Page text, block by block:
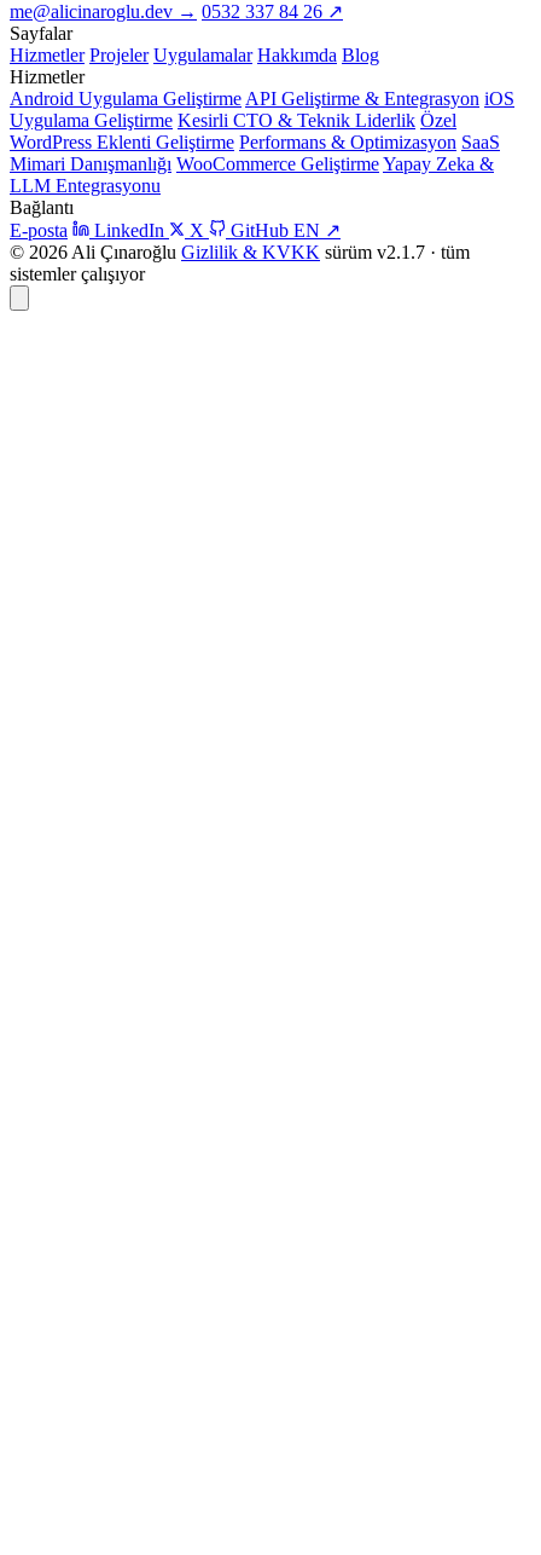
me@alicinaroglu.dev → 0532 337 84 26 ↗
Sayfalar
Hizmetler Projeler Uygulamalar Hakkımda Blog
Hizmetler
Android Uygulama Geliştirme API Geliştirme & Entegrasyon iOS
Uygulama Geliştirme Kesirli CTO & Teknik Liderlik Özel
WordPress Eklenti Geliştirme Performans & Optimizasyon SaaS
Mimari Danışmanlığı WooCommerce GeliştirmeYapay Zeka &
LLM Entegrasyonu
Bağlantı
E-posta
LinkedIn X GitHub EN ↗
© 2026 Ali Çınaroğlu Gizlilik & KVKK sürüm v2.1.7 · tüm
sistemler çalışıyor